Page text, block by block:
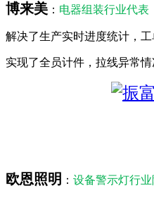
博来美 ： 电器组装行业代表
解决了生产实时进度统计，
实现了全员计件，拉线异常
欧恩照明 ： 设备警示灯行